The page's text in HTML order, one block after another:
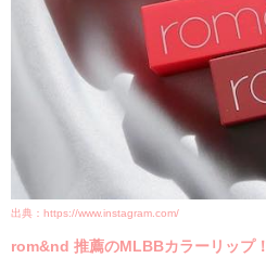
出典：https://www.instagram.com/
rom&nd 推薦のMLBBカラーリップ！